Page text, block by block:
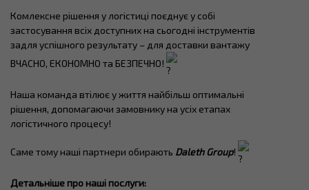
Комлексне рішення у логістиці поєднує у собі
застосування всіх доступних на сьогодні інструментів
задля успішного результату – для доставки вантажу
ВЧАСНО, ЕКОНОМНО та БЕЗПЕЧНО!
Наша команда втілює у життя найбільш оптимальні
рішення, допомагаючи замовнику на усіх етапах
логістичного процесу!
Саме тому наші партнери обирають Daleth Group!
Детальніше про наші послуги: